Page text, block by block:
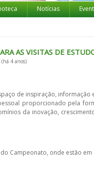
Notícias
AS VISITAS DE
4 anos)
de inspiração,
proporcionado pela
da inovação,
Campeonato, onde estão